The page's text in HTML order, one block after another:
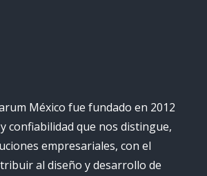
México fue fundado en 2012
confiabilidad que nos distingue,
empresariales, con el
al diseño y desarrollo de